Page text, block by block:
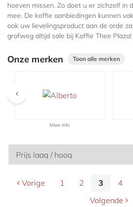
Merken
Aanbiedingen
hoeven missen. Zo doet u er zichzelf in
mee. De koffie aanbiedingen kunnen
ook uw lievelingsproduct aan de orde
grofweg altijd sale bij Koffie Thee Plaza!
Onze merken Toon alle merken
Meer info
Vorige 1 2 3 4
Volgende